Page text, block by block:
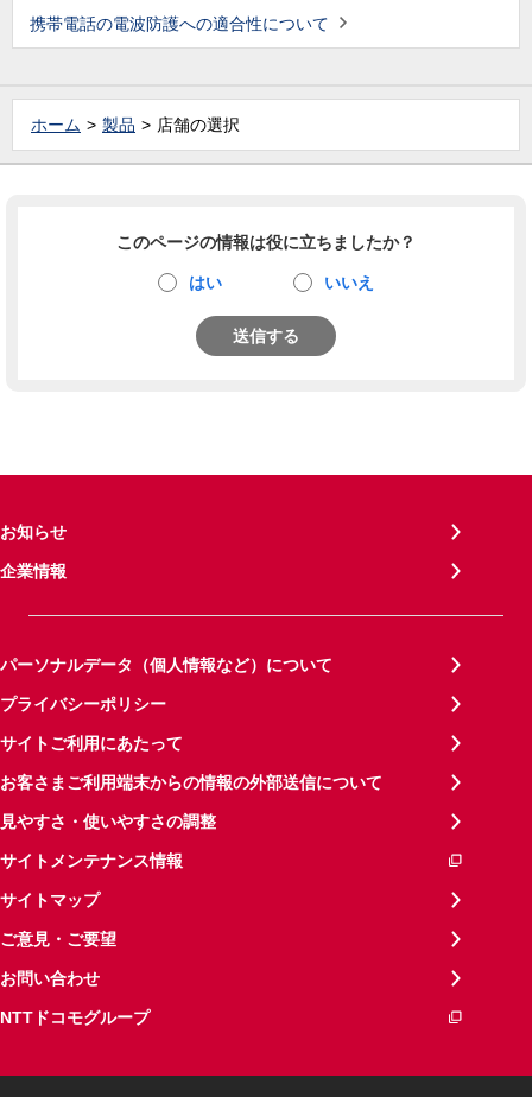
携帯電話の電波防護への適合性について
ホーム 製品 店舗の選択
このページの情報は役に立ちましたか？
はい いいえ
送信する
お知らせ
企業情報
パーソナルデータ（個人情報など）について
プライバシーポリシー
サイトご利用にあたって
お客さまご利用端末からの情報の外部送信について
見やすさ・使いやすさの調整
サイトメンテナンス情報
サイトマップ
ご意見・ご要望
お問い合わせ
NTTドコモグループ